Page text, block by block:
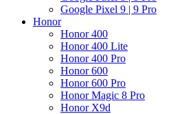
Google Pixel 9 | 9 Pro
Honor
Honor 400
Honor 400 Lite
Honor 400 Pro
Honor 600
Honor 600 Pro
Honor Magic 8 Pro
Honor X9d